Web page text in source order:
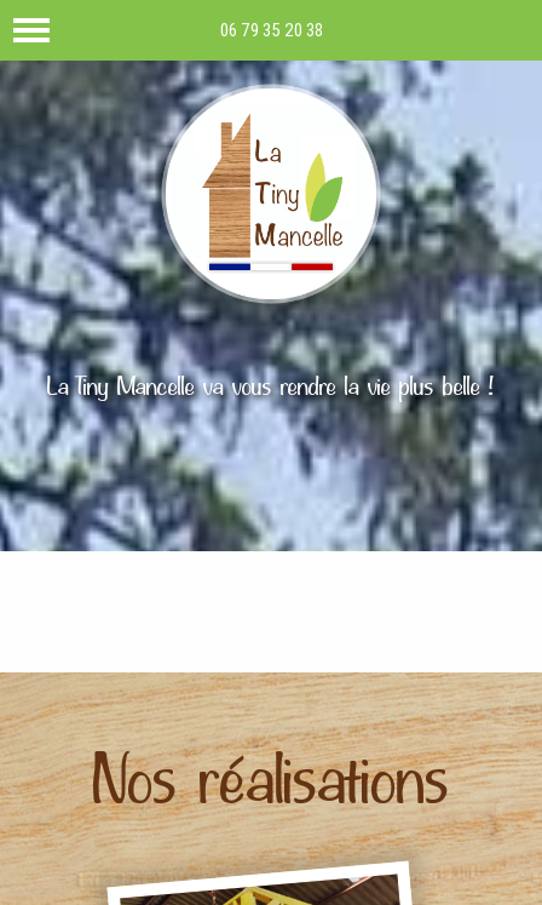
06 79 35 20 38
La Tiny Mancelle va vous rendre la vie plus belle !
Nos réalisations